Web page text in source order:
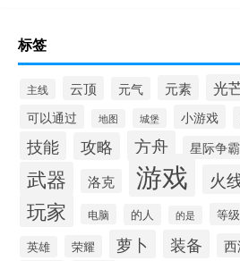
标签
主线 云顶 元气 元素 光
可以通过 地图 城堡 小游戏
技能 攻略 方舟 星际争霸
武器 洛克 游戏 火
玩家 电脑 的人 的是 等级
英雄 荣耀 萝卜 装备